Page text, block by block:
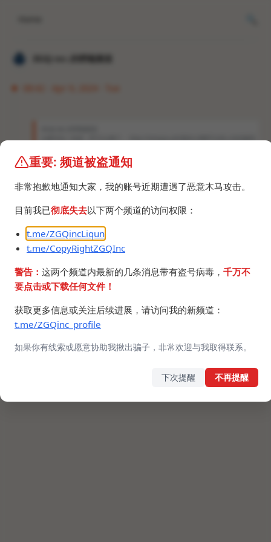
𝐙𝐆𝐐 ɪɴᴄ.的唠嗑频道
xz事件告一段落，BT又出事了。 http://telegra.ph/国内公网BT出现上传流量黑
客户端做种，之前早就阻止了迅雷P2P。 "Just a cat and mouse game :|" htt
ps://github.com/c0re100/qBittorrent-Enhanced-Edition/commit/8a23c0d
https://t.me/DNSPODT/3842
重要: 频道被盗通知
非常抱歉地通知大家，我的账号近期遭遇了恶意木马攻击。
目前我已彻底失去以下两个频道的访问权限：
t.me/ZGQincLiqun
t.me/CopyRightZGQInc
警告： 这两个频道内最新的几条消息带有盗号病毒， 千万不
要点击或下载任何文件！
获取更多信息或关注后续进展，请访问我的新频道：
t.me/ZGQinc_profile
如果你有线索或愿意协助我揪出骗子，非常欢迎与我取得联系。
下次提醒 不再提醒